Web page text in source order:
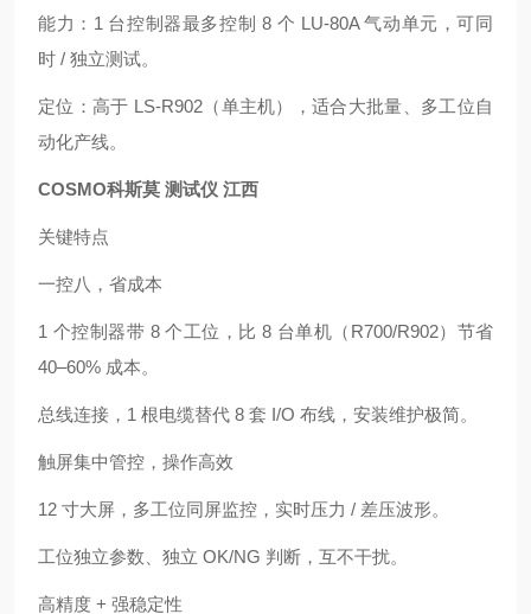
能力：1 台控制器最多控制 8 个 LU‑80A 气动单元，可同
时 / 独立测试。
定位：高于 LS‑R902（单主机），适合大批量、多工位自
动化产线。
COSMO科斯莫 测试仪 江西
关键特点
一控八，省成本
1 个控制器带 8 个工位，比 8 台单机（R700/R902）节省
40–60% 成本。
总线连接，1 根电缆替代 8 套 I/O 布线，安装维护极简。
触屏集中管控，操作高效
12 寸大屏，多工位同屏监控，实时压力 / 差压波形。
工位独立参数、独立 OK/NG 判断，互不干扰。
高精度 + 强稳定性